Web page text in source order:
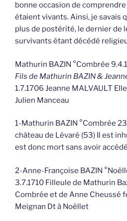
bonne occasion de
étaient vivants. Ainsi, je savais
plus de postérité, le dernier de
survivants étant décédé
Mathurin BAZIN °Combrée
Fils de Mathurin BAZIN &
1.7.1706 Jeanne MALVAULT
Julien Manceau
1-Mathurin BAZIN °Combrée
château de Lévaré (53) Il est
est donc mort sans avoir
2-Anne-Françoise BAZIN
3.7.1710 Filleule de Mathurin
Combrée et de Anne Cheussé
Meignan Dt à Noëllet